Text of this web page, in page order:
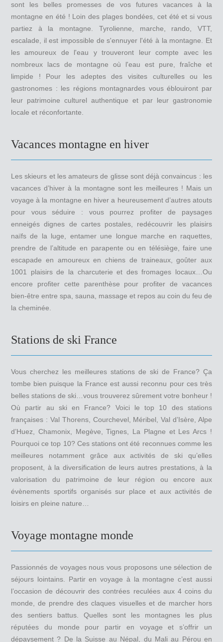
sont les belles promesses de vos futures vacances à la
montagne en été ! Loin des plages bondées, cet été et si vous
partiez à la montagne. Tyrolienne, marche, rando, VTT,
escalade, il est impossible de s'ennuyer l'été à la montagne. Et
les amoureux de l'eau y trouveront leur compte avec les
nombreux lacs de montagne où l'eau est pure, fraîche et
limpide ! Pour les adeptes des visites culturelles ou les
gastronomes : les régions montagnardes vous éblouiront par
leur patrimoine culturel authentique et par leur gastronomie
locale et réconfortante.
Vacances montagne en hiver
Les skieurs et les amateurs de glisse sont déjà convaincus : les
vacances d’hiver à la montagne sont les meilleures ! Mais un
voyage à la montagne en hiver a heureusement d’autres atouts
pour vous séduire : vous pourrez profiter de paysages
enneigés dignes de cartes postales, redécouvrir les plaisirs
naïfs de la luge, entamer une longue marche en raquettes,
prendre de l’altitude en parapente ou en télésiège, faire une
escapade en amoureux en chiens de traineaux, goûter aux
1001 plaisirs de la charcuterie et des fromages locaux…Ou
encore profiter cette parenthèse pour profiter de vacances
bien-être entre spa, sauna, massage et repos au coin du feu de
la cheminée.
Stations de ski France
Vous cherchez les meilleures stations de ski de France? Ça
tombe bien puisque la France est aussi reconnu pour ces très
belles stations de ski…vous trouverez sûrement votre bonheur !
Où partir au ski en France? Voici le top 10 des stations
françaises : Val Thorens, Courchevel, Méribel, Val d’Isère, Alpe
d’Huez, Chamonix, Megève, Tignes, La Plagne et Les Arcs !
Pourquoi ce top 10? Ces stations ont été reconnues comme les
meilleures notamment grâce aux activités de ski qu’elles
proposent, à la diversification de leurs autres prestations, à la
valorisation du patrimoine de leur région ou encore aux
évènements sportifs organisés sur place et aux activités de
loisirs en pleine nature…
Voyage montagne monde
Passionnés de voyages nous vous proposons une sélection de
séjours lointains. Partir en voyage à la montagne c’est aussi
l’occasion de découvrir des contrées reculées aux 4 coins du
monde, de prendre des claques visuelles et de marcher hors
des sentiers battus. Quelles sont les montagnes les plus
réputées du monde pour partir en voyage et s’offrir un
dépaysement ? De la Suisse au Népal, du Mali au Pérou en